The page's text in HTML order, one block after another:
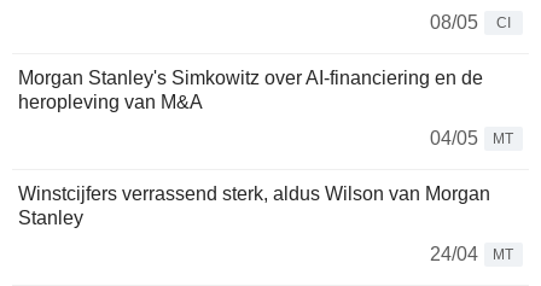
08/05
CI
Morgan Stanley's Simkowitz over AI-financiering en de
heropleving van M&A
04/05
MT
Winstcijfers verrassend sterk, aldus Wilson van Morgan
Stanley
24/04
MT